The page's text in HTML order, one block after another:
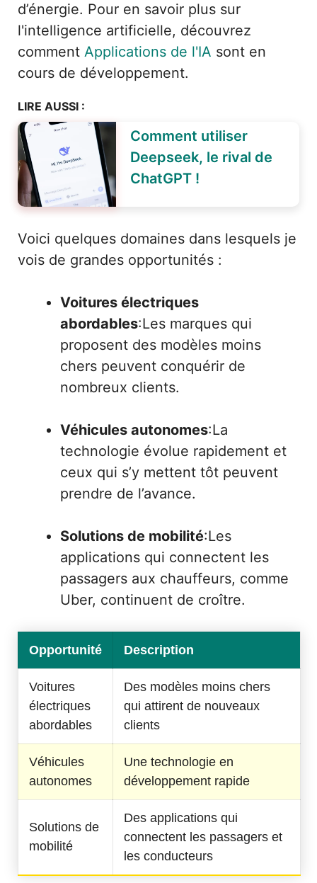
d’énergie. Pour en savoir plus sur
l'intelligence artificielle, découvrez
comment Applications de l'IA sont en
cours de développement.
LIRE AUSSI :
Comment utiliser
Deepseek, le rival de
ChatGPT !
Voici quelques domaines dans lesquels je
vois de grandes opportunités :
Voitures électriques
abordables:Les marques qui
proposent des modèles moins
chers peuvent conquérir de
nombreux clients.
Véhicules autonomes:La
technologie évolue rapidement et
ceux qui s’y mettent tôt peuvent
prendre de l’avance.
Solutions de mobilité:Les
applications qui connectent les
passagers aux chauffeurs, comme
Uber, continuent de croître.
Opportunité Description
Voitures
électriques
abordables
Des modèles moins chers
qui attirent de nouveaux
clients
Véhicules
autonomes
Une technologie en
développement rapide
Solutions de
mobilité
Des applications qui
connectent les passagers et
les conducteurs